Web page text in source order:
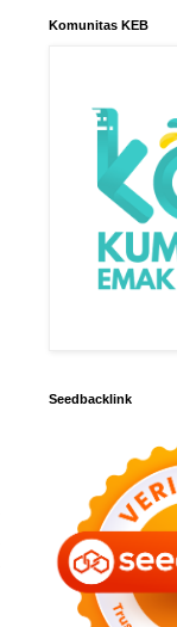
Komunitas KEB
Seedbacklink